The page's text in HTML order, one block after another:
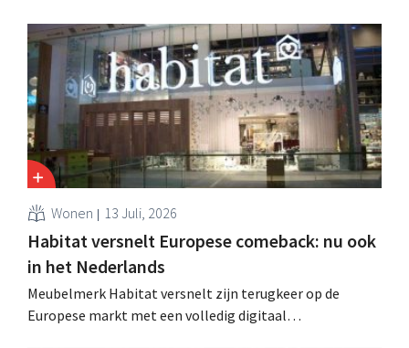
een betere prestatie van Heron Foods vingen de daling
op.
Wonen 13 Juli, 2026
Habitat versnelt Europese comeback: nu ook
in het Nederlands
Meubelmerk Habitat versnelt zijn terugkeer op de
Europese markt met een volledig digitaal